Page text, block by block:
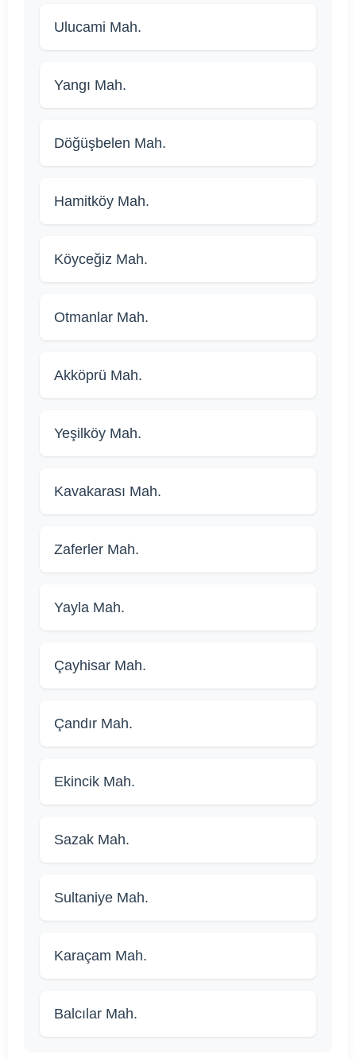
Ulucami Mah.
Yangı Mah.
Döğüşbelen Mah.
Hamitköy Mah.
Köyceğiz Mah.
Otmanlar Mah.
Akköprü Mah.
Yeşilköy Mah.
Kavakarası Mah.
Zaferler Mah.
Yayla Mah.
Çayhisar Mah.
Çandır Mah.
Ekincik Mah.
Sazak Mah.
Sultaniye Mah.
Karaçam Mah.
Balcılar Mah.